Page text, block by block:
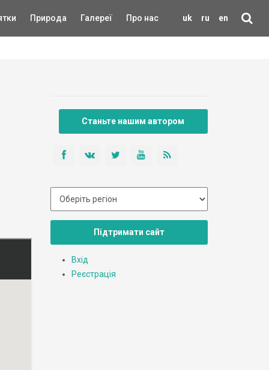
uk ru en
Природа Галереї Про нас
Станьте нашим автором
Підтримати сайт
Вхід
Реєстрація